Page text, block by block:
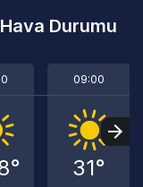
Durumu
09:00
31°